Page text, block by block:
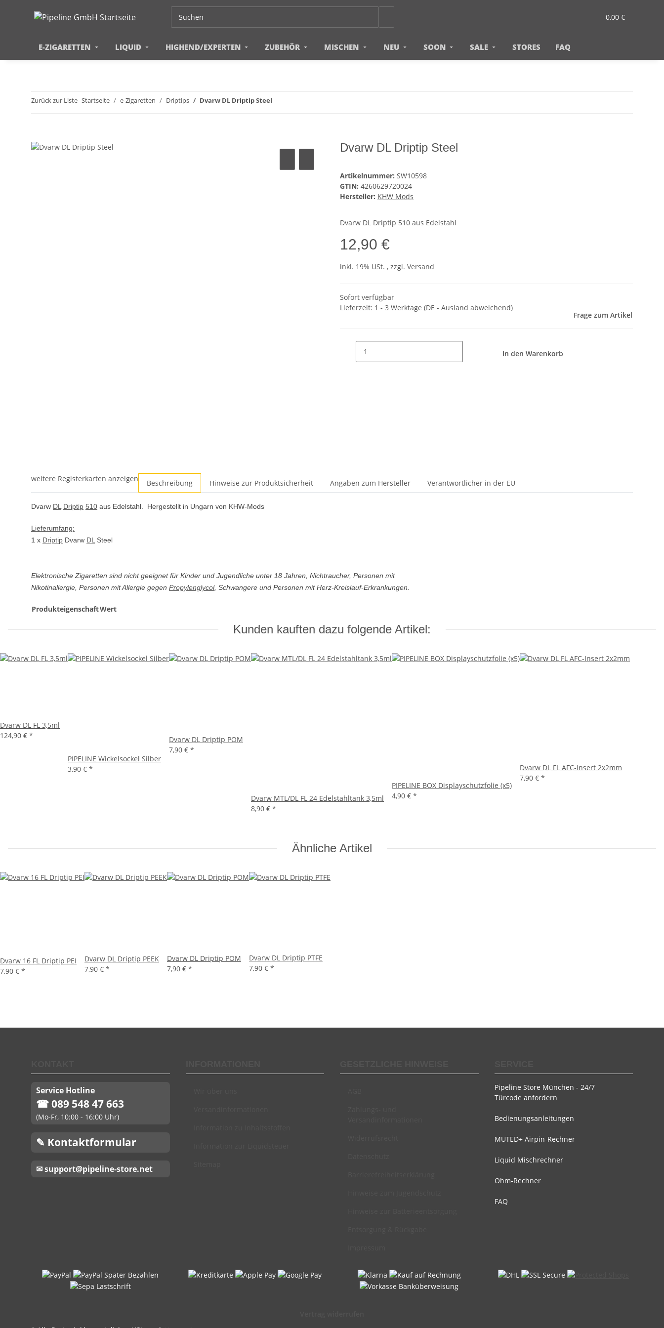
0,00 €
E-ZIGARETTEN LIQUID HIGHEND/EXPERTEN ZUBEHÖR MISCHEN NEU SOON SALE STORES FAQ
Zurück zur Liste Startseite e-Zigaretten Driptips Dvarw DL Driptip Steel
Dvarw DL Driptip Steel
Artikelnummer: SW10598
GTIN: 4260629720024
Hersteller: KHW Mods
Dvarw DL Driptip 510 aus Edelstahl
12,90 €
inkl. 19% USt. , zzgl. Versand
Sofort verfügbar
Lieferzeit: 1 - 3 Werktage (DE - Ausland abweichend)
Frage zum Artikel
In den Warenkorb
weitere Registerkarten anzeigen Beschreibung Hinweise zur Produktsicherheit Angaben zum Hersteller Verantwortlicher in der EU
Dvarw DL Driptip 510 aus Edelstahl. Hergestellt in Ungarn von KHW-Mods
Lieferumfang:
1 x Driptip Dvarw DLSteel
Elektronische Zigaretten sind nicht geeignet für Kinder und Jugendliche unter 18 Jahren, Nichtraucher, Personen mit
Nikotinallergie, Personen mit Allergie gegen Propylenglycol, Schwangere und Personen mit Herz-Kreislauf-Erkrankungen.
ProdukteigenschaftWert
Kunden kauften dazu folgende Artikel:
Dvarw DL FL 3,5ml
124,90 € *
PIPELINE Wickelsockel Silber
3,90 € *
Dvarw DL Driptip POM
7,90 € *
Dvarw MTL/DL FL 24 Edelstahltank 3,5ml
8,90 € *
PIPELINE BOX Displayschutzfolie (x5)
4,90 € *
Dvarw DL FL AFC-Insert 2x2mm
7,90 € *
Ähnliche Artikel
Dvarw 16 FL Driptip PEI
7,90 € *
Dvarw DL Driptip PEEK
7,90 € *
Dvarw DL Driptip POM
7,90 € *
Dvarw DL Driptip PTFE
7,90 € *
Service Hotline
☎ 089 548 47 663
(Mo-Fr, 10:00 - 16:00 Uhr)
✎ Kontaktformular
✉ support@pipeline-store.net
Pipeline Store München - 24/7
Türcode anfordern
Bedienungsanleitungen
MUTED+ Airpin-Rechner
Liquid Mischrechner
Ohm-Rechner
FAQ